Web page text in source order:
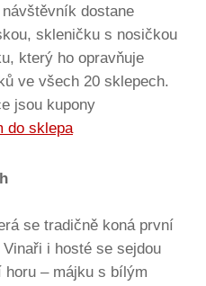
dostane
skleničku s nosičkou
který ho opravňuje
ve všech 20 sklepech.
jsou kupony
do sklepa
se tradičně koná první
i hosté se sejdou
horu – májku s bílým